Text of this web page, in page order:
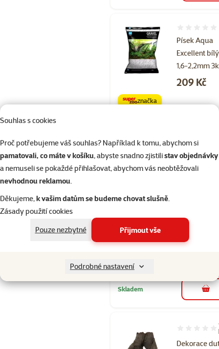
Souhlas s cookies
Proč potřebujeme váš souhlas? Například k tomu, abychom si
pamatovali, co máte v košíku, abyste snadno zjistilistav objednávky
a nemuseli se pokaždé přihlašovat, abychom vás neobtěžovali
nevhodnou reklamou.
Děkujeme,k vašim datům se budeme chovat slušně.
Zásady použití cookies
Pouze nezbytné
Přijmout vše
Podrobné nastavení
Písek Aqua
Excellent bílý
1,6-2,2mm
Cena
209 Kč
značka
10,5x10x14cm
Hodnocení
Cena
184 Kč
Skladem do
Dekorace
Hodnocení